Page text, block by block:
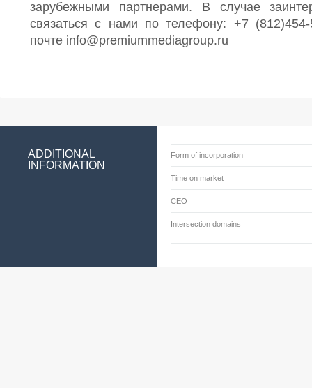
зарубежными партнерами. В случае
связаться с нами по телефону: +7
почте info@premiummediagroup.ru
ADDITIONAL
INFORMATION
Form of incorporation
Time on market
CEO
Intersection domains